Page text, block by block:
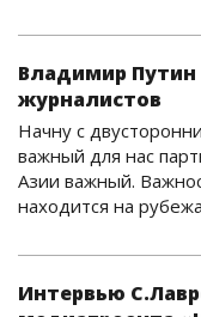
Владимир Путин
журналистов
Начну с
важный для нас
Азии важный.
находится на
Интервью